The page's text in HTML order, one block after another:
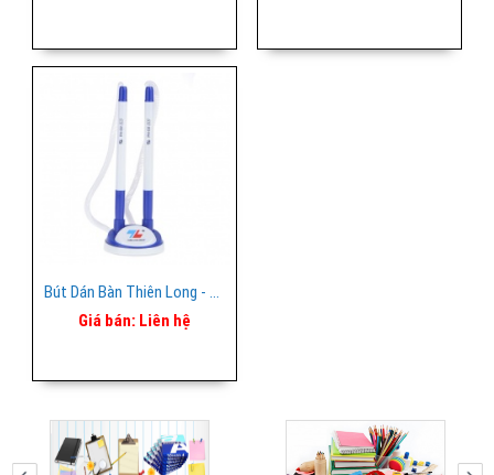
Bút Dán Bàn Thiên Long - Smart
Giá bán: Liên hệ